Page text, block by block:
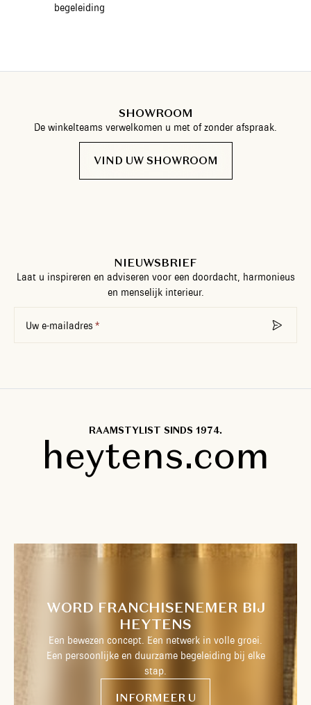
begeleiding
SHOWROOM
De winkelteams verwelkomen u met of zonder afspraak.
VIND UW SHOWROOM
NIEUWSBRIEF
Laat u inspireren en adviseren voor een doordacht, harmonieus
en menselijk interieur.
Uw e-mailadres
RAAMSTYLIST SINDS 1974.
heytens.com
WORD FRANCHISENEMER BIJ
HEYTENS
Een bewezen concept. Een netwerk in volle groei.
Een persoonlijke en duurzame begeleiding bij elke
stap.
INFORMEER U